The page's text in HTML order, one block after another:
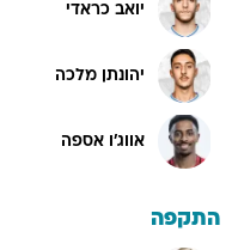
יואב כראדי
יהונתן מלכה
אווג'ו אספה
התקפה